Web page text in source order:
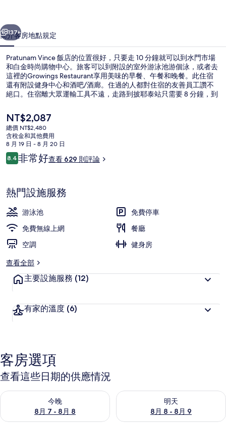
集
個 下一個
137+
簡介客房地點規定
Pratunam Vince 飯店的位置很好，只要走 10 分鐘就可以到水門市場
和白金時尚購物中心。旅客可以到附設的室外游泳池游個泳，或者去
這裡的Growings Restaurant享用美味的早餐、午餐和晚餐。此住宿
還有附設健身中心和酒吧/酒廊。住過的人都對住宿的友善員工讚不
絕口。住宿離大眾運輸工具不遠，走路到披耶泰站只需要 8 分鐘，到
目
前
的
價
格
是
NT$2,087
總價 NT$2,480
含稅金和其他費用
8 月 19 日 - 8 月 20 日
評
論
8.48.4 分，滿分 10 分，
非常好查看 629 則評論
熱門設施服務
游泳池
免費停車
免費無線上網
餐廳
空調
健身房
查看全部
主要設施服務 (12)
有家的溫度 (6)
客房選項
查看這些日期的供應情況
今晚
8月 7 - 8月 8
查看今晚 (8月 7 - 8月 8) 的供應情況
明天
8月 8 - 8月 9
查看明天 (8月 8 - 8月 9) 的供